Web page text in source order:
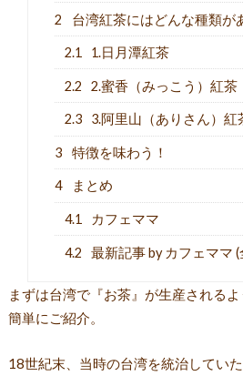
2 台湾紅茶にはどんな種類が
2.1 1.日月潭紅茶
2.2 2.蜜香（みっこう）紅茶
2.3 3.阿里山（ありさん）紅
3 特徴を味わう！
4 まとめ
4.1 カフェママ
4.2 最新記事 by カフェママ
まずは台湾で『お茶』が生産される
簡単にご紹介。
18世紀末、当時の台湾を統治してい